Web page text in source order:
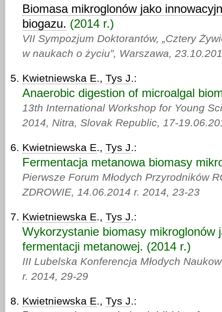
Biomasa mikroglonów jako
biogazu. (2014 r.)
VII Sympozjum Doktorantów, „Cztery
w naukach o życiu”, Warszawa,
Kwietniewska E., Tys J.:
Anaerobic digestion of microalgal
13th International Workshop for Young
2014, Nitra, Slovak Republic, 17-
Kwietniewska E., Tys J.:
Fermentacja metanowa biomasy
Pierwsze Forum Młodych Przyrodników
ZDROWIE, 14.06.2014 r. 2014, 23-23
Kwietniewska E., Tys J.:
Wykorzystanie biomasy mikroglonów
fermentacji metanowej. (2014 r.)
III Lubelska Konferencja Młodych
r. 2014, 29-29
Kwietniewska E., Tys J.: